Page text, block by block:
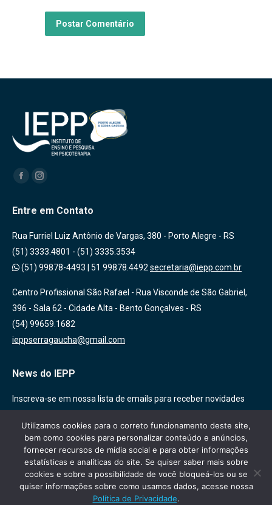
Postar Comentário
Encontre-nos em:
FacebookInstagram
Entre em Contato
Rua Furriel Luiz Antônio de Vargas, 380 - Porto Alegre - RS
(51) 3333.4801 - (51) 3335.3534
(51) 99878-4493
51 99878.4492 secretaria@iepp.com.br
Centro Profissional São Rafael - Rua Visconde de São Gabriel,
396 - Sala 62 - Cidade Alta - Bento Gonçalves - RS
(54) 99659.1682
ieppserragaucha@gmail.com
News do IEPP
Inscreva-se em nossa lista de emails para receber novidades
Utilizamos cookies para o correto funcionamento deste site,
bem como cookies para personalizar conteúdo e anúncios,
fornecer recursos de mídia social e para obter informações
estatísticas e analíticas do site. Se quiser saber mais sobre
cookies e sobre a possibilidade de você bloqueá-los ou se
quiser informações sobre como usamos dados, acesse nossa
Política de Privacidade.